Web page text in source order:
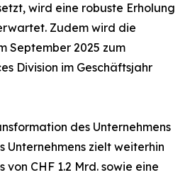
wird eine robuste Erholung
Zudem wird die
September 2025 zum
Division im Geschäftsjahr
des Unternehmens
Unternehmens zielt weiterhin
von CHF 1.2 Mrd. sowie eine